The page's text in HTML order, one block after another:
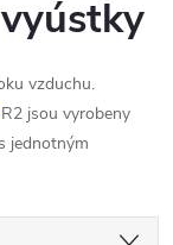
vzduchu.
R2 jsou vyrobeny
jednotným